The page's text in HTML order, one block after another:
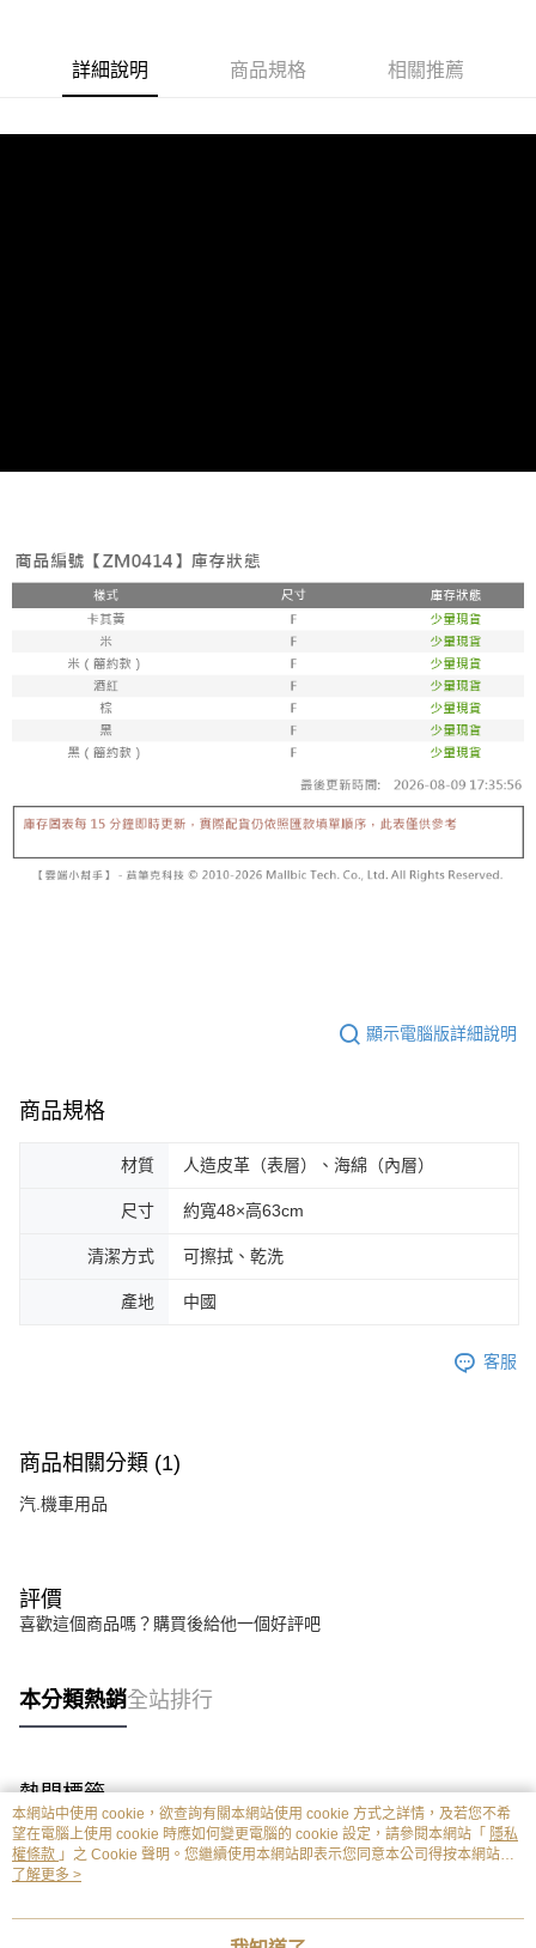
詳細說明 商品規格 相關推薦
顯示電腦版詳細說明
商品規格
材質 人造皮革（表層）、海綿（內層）
尺寸 約寬48×高63cm
清潔方式 可擦拭、乾洗
產地 中國
客服
商品相關分類 (1)
汽.機車用品
評價
喜歡這個商品嗎？購買後給他一個好評吧
本分類熱銷全站排行
熱門標籤
本網站中使用 cookie，欲查詢有關本網站使用 cookie 方式之詳情，及若您不希
望在電腦上使用 cookie 時應如何變更電腦的 cookie 設定，請參閱本網站「 隱私
權條款 」之 Cookie 聲明。您繼續使用本網站即表示您同意本公司得按本網站使
用條款之 Cookie 聲明使用 cookie。
了解更多 >